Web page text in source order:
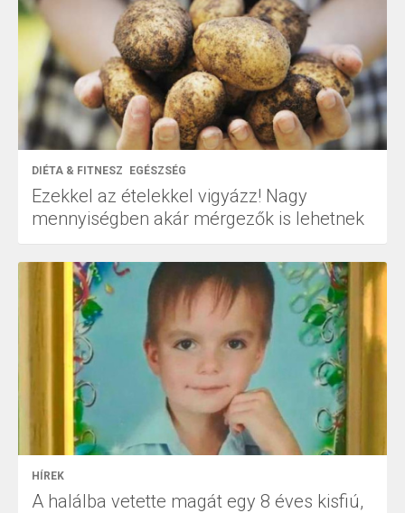
DIÉTA & FITNESZ EGÉSZSÉG
Ezekkel az ételekkel vigyázz! Nagy
mennyiségben akár mérgezők is lehetnek
HÍREK
A halálba vetette magát egy 8 éves kisfiú,